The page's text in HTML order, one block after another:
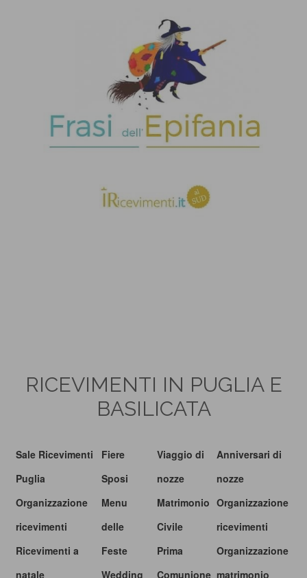
RICEVIMENTI IN PUGLIA E
BASILICATA
Sale Ricevimenti
Puglia
Organizzazione
ricevimenti
Ricevimenti a
natale
Fiere
Sposi
Menu
delle
Feste
Wedding
Viaggio di
nozze
Matrimonio
Civile
Prima
Comunione
Anniversari di
nozze
Organizzazione
ricevimenti
Organizzazione
matrimonio